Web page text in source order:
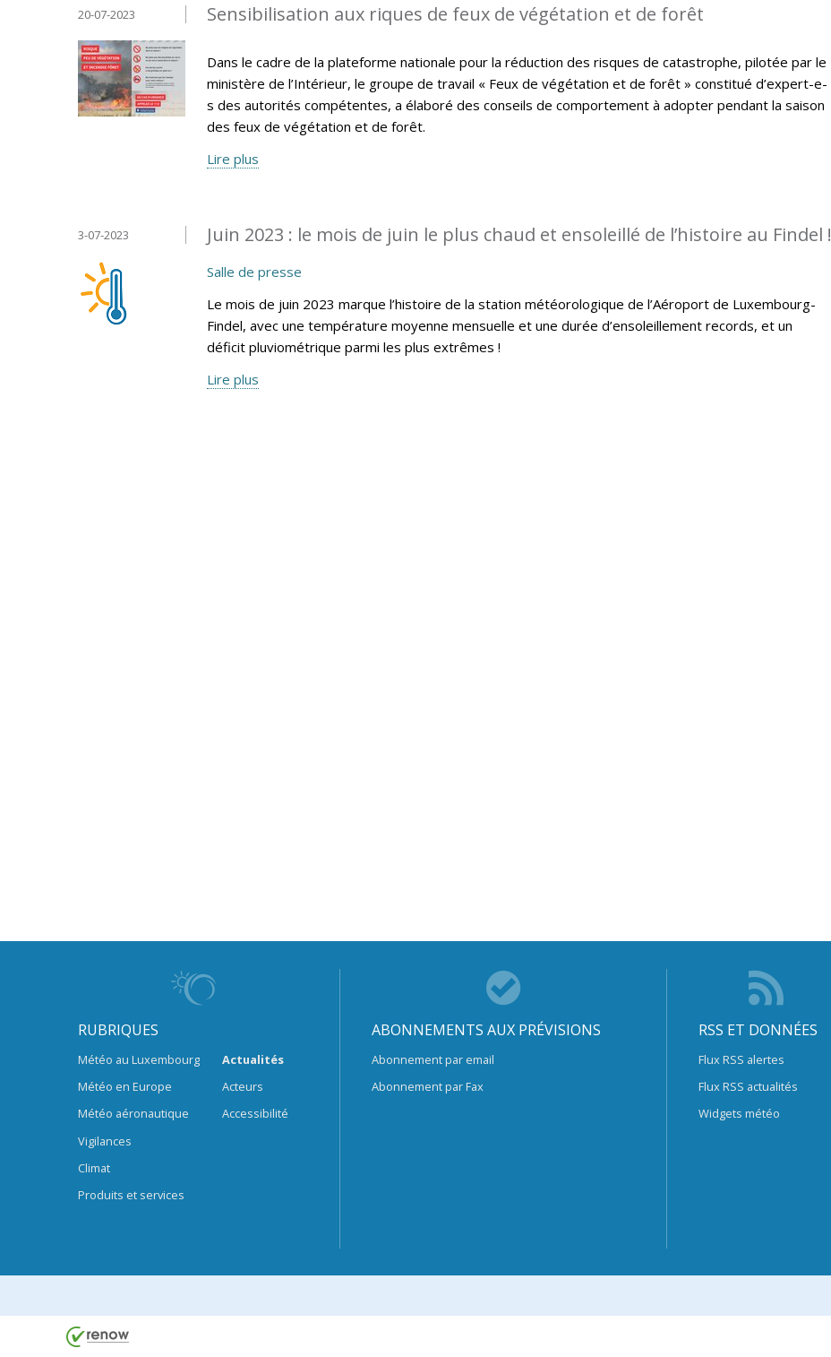
Sensibilisation aux riques de feux de végétation et de forêt
20-07-2023
Dans le cadre de la plateforme nationale pour la réduction des risques de catastrophe, pilotée par le
ministère de l’Intérieur, le groupe de travail « Feux de végétation et de forêt » constitué d’expert-e-
s des autorités compétentes, a élaboré des conseils de comportement à adopter pendant la saison
des feux de végétation et de forêt.
Lire plus
Juin 2023 : le mois de juin le plus chaud et ensoleillé de l’histoire au Findel !
3-07-2023
Salle de presse
Le mois de juin 2023 marque l’histoire de la station météorologique de l’Aéroport de Luxembourg-
Findel, avec une température moyenne mensuelle et une durée d’ensoleillement records, et un
déficit pluviométrique parmi les plus extrêmes !
Lire plus
RUBRIQUES
Météo au Luxembourg
Météo en Europe
Météo aéronautique
Vigilances
Climat
Produits et services
Actualités
Acteurs
Accessibilité
ABONNEMENTS AUX PRÉVISIONS
Abonnement par email
Abonnement par Fax
RSS ET DONNÉES
Flux RSS alertes
Flux RSS actualités
Widgets météo